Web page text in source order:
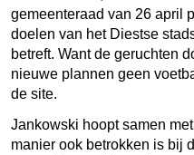
gemeenteraad van 26 april
doelen van het Diestse
betreft. Want de geruchten
nieuwe plannen geen
de site.
Jankowski hoopt samen
manier ook betrokken is bij